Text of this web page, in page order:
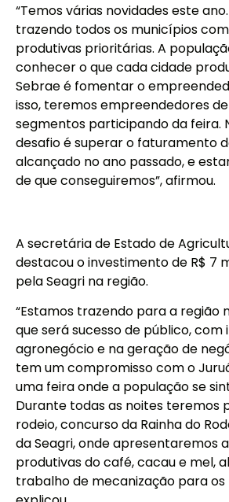
“Temos várias novidades este
trazendo todos os municípios
produtivas prioritárias. A
conhecer o que cada cidade
Sebrae é fomentar o
isso, teremos empreendedores
segmentos participando da feira.
desafio é superar o faturamento
alcançado no ano passado, e
de que conseguiremos”, afirmou.
A secretária de Estado de
destacou o investimento de R$ 7
pela Seagri na região.
“Estamos trazendo para a região
que será sucesso de público,
agronegócio e na geração de
tem um compromisso com o
uma feira onde a população se
Durante todas as noites teremos
rodeio, concurso da Rainha do
da Seagri, onde apresentaremos
produtivas do café, cacau e mel,
trabalho de mecanização para os